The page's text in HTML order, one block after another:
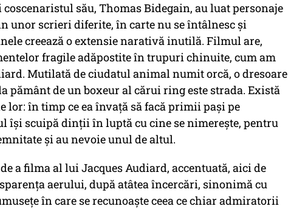
coscenaristul său, Thomas Bidegain, au luat personaje
unor scrieri diferite, în carte nu se întâlnesc și
creează o extensie narativă inutilă. Filmul are,
fragile adăpostite în trupuri chinuite, cum am
Mutilată de ciudatul animal numit orcă, o dresoare
pământ de un boxeur al cărui ring este strada. Există
lor: în timp ce ea învață să facă primii pași pe
își scuipă dinții în luptă cu cine se nimerește, pentru
și au nevoie unul de altul.
a filma al lui Jacques Audiard, accentuată, aici de
aerului, după atâtea încercări, sinonimă cu
în care se recunoaște ceea ce chiar admiratorii